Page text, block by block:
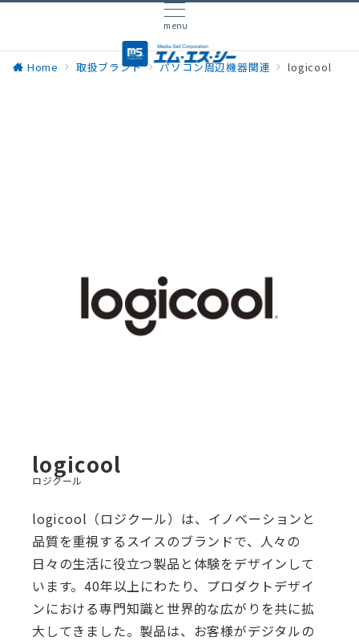
menu
Home 取扱ブランド パソコン周辺機器関連 logicool
logicool
ロジクール
logicool（ロジクール）は、イノベーションと
品質を重視するスイスのブランドで、人々の
日々の生活に役立つ製品と体験をデザインして
います。40年以上にわたり、プロダクトデザイ
ンにおける専門知識と世界的な広がりを共に拡
大してきました。製品は、お客様がデジタルの